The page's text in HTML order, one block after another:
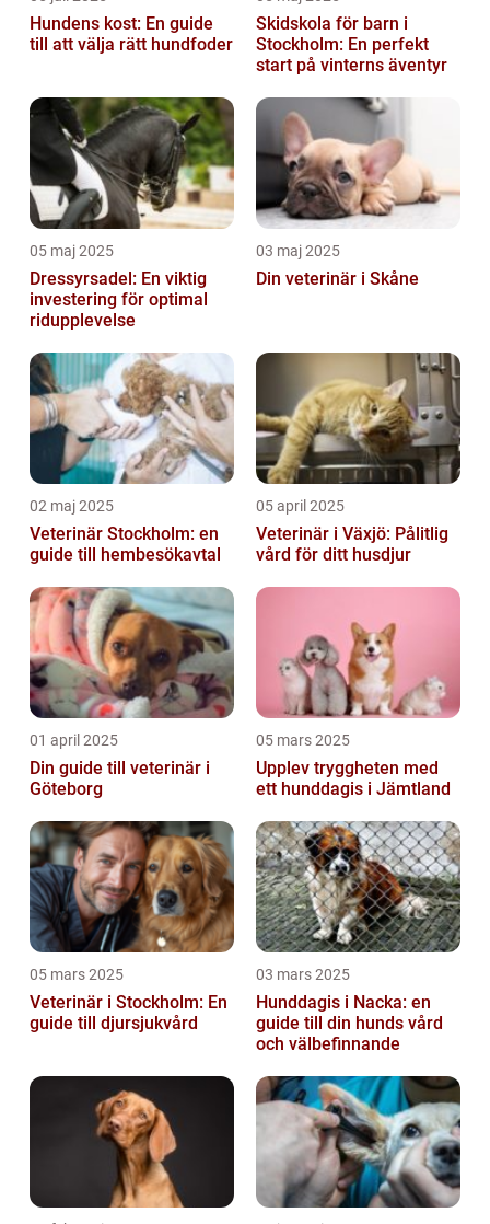
Hundens kost: En guide
till att välja rätt hundfoder
Skidskola för barn i
Stockholm: En perfekt
start på vinterns äventyr
05 maj 2025
Dressyrsadel: En viktig
investering för optimal
ridupplevelse
03 maj 2025
Din veterinär i Skåne
02 maj 2025
Veterinär Stockholm: en
guide till hembesökavtal
05 april 2025
Veterinär i Växjö: Pålitlig
vård för ditt husdjur
01 april 2025
Din guide till veterinär i
Göteborg
05 mars 2025
Upplev tryggheten med
ett hunddagis i Jämtland
05 mars 2025
Veterinär i Stockholm: En
guide till djursjukvård
03 mars 2025
Hunddagis i Nacka: en
guide till din hunds vård
och välbefinnande